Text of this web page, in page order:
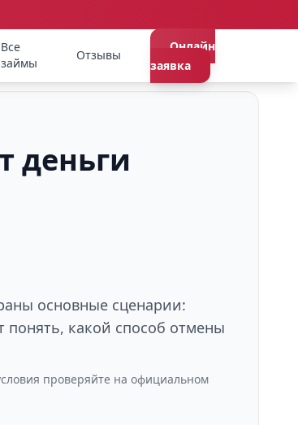
Все
займы
Отзывы
Онлайн
заявка
деньги
основные сценарии:
понять, какой способ отмены
проверяйте на официальном